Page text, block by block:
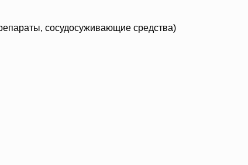
сосудосуживающие средства)